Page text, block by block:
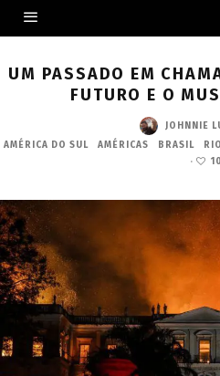
UM PASSADO EM
FUTURO E O
JOHNNIE
AMÉRICA DO SUL
AMÉRICAS BRASIL
·
10